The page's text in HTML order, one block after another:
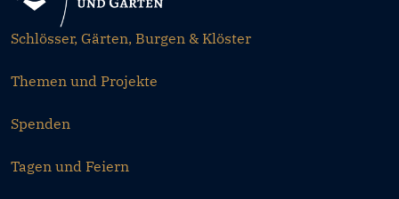
Schlösser, Gärten, Burgen & Klöster
Themen und Projekte
Spenden
Tagen und Feiern